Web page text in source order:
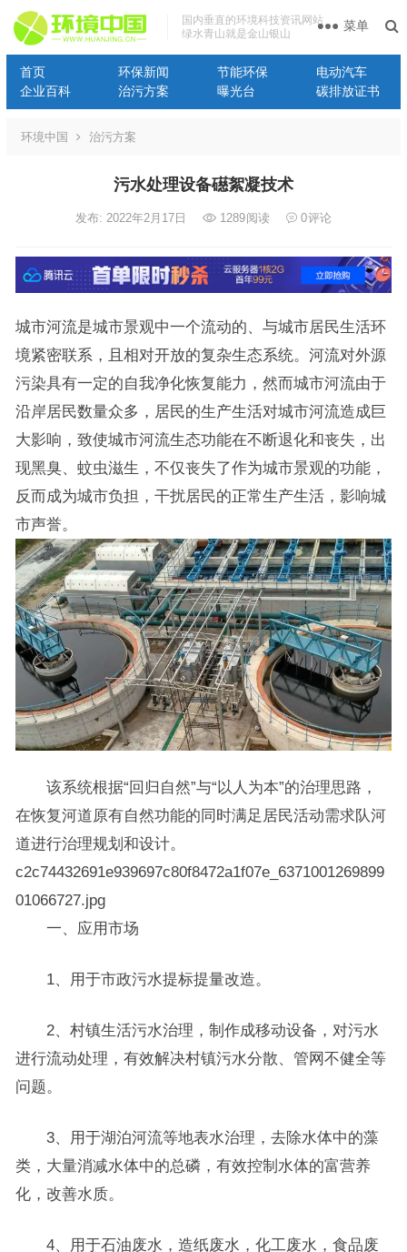
国内垂直的环境科技资讯网站
绿水青山就是金山银山
首页 环保新闻 节能环保
电动汽车
企业百科
治污方案 曝光台 碳排放证书
菜单
环境中国 治污方案
污水处理设备礠絮凝技术
发布: 2022年2月17日 1289阅读 0评论
城市河流是城市景观中一个流动的、与城市居民生活环
境紧密联系，且相对开放的复杂生态系统。河流对外源
污染具有一定的自我净化恢复能力，然而城市河流由于
沿岸居民数量众多，居民的生产生活对城市河流造成巨
大影响，致使城市河流生态功能在不断退化和丧失，出
现黑臭、蚊虫滋生，不仅丧失了作为城市景观的功能，
反而成为城市负担，干扰居民的正常生产生活，影响城
市声誉。
该系统根据“回归自然”与“以人为本”的治理思路，
在恢复河道原有自然功能的同时满足居民活动需求队河
道进行治理规划和设计。
c2c74432691e939697c80f8472a1f07e_6371001269899
01066727.jpg
一、应用市场
1、用于市政污水提标提量改造。
2、村镇生活污水治理，制作成移动设备，对污水
进行流动处理，有效解决村镇污水分散、管网不健全等
问题。
3、用于湖泊河流等地表水治理，去除水体中的藻
类，大量消减水体中的总磷，有效控制水体的富营养
化，改善水质。
4、用于石油废水，造纸废水，化工废水，食品废